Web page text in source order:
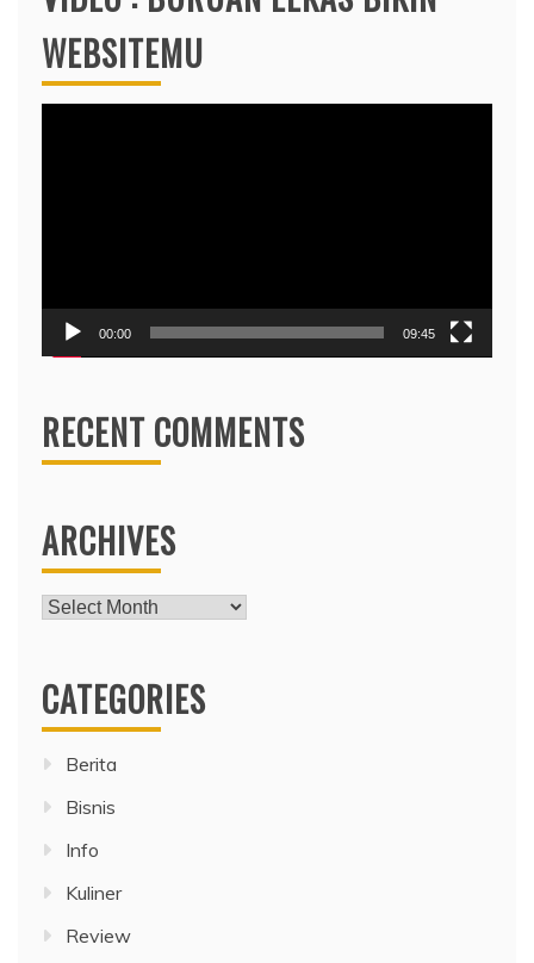
WEBSITEMU
00:00 09:45
RECENT COMMENTS
ARCHIVES
Archives
CATEGORIES
Berita
Bisnis
Info
Kuliner
Review